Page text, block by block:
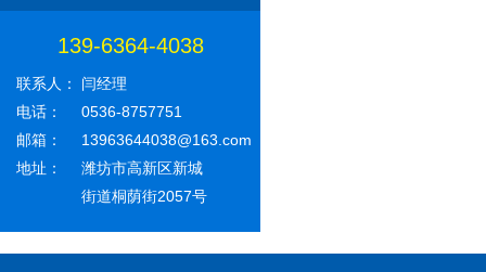
139-6364-4038
联系人：
闫经理
电话：
0536-8757751
邮箱：
13963644038@163.com
地址：
潍坊市高新区新城
街道桐荫街2057号